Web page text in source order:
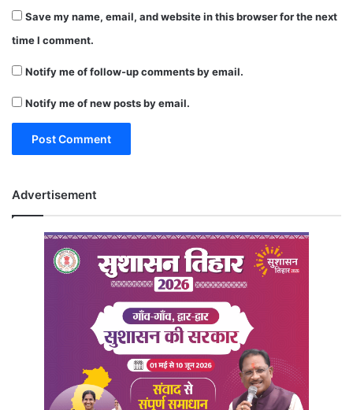
Save my name, email, and website in this browser for the next
time I comment.
Notify me of follow-up comments by email.
Notify me of new posts by email.
Advertisement